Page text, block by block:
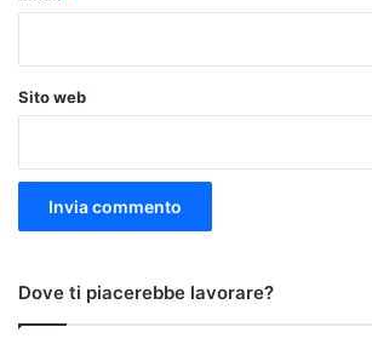
Sito web
Dove ti piacerebbe lavorare?